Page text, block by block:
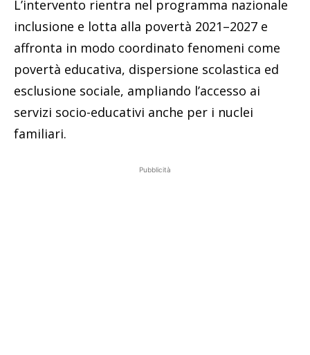
L’intervento rientra nel programma nazionale
inclusione e lotta alla povertà 2021–2027 e
affronta in modo coordinato fenomeni come
povertà educativa, dispersione scolastica ed
esclusione sociale, ampliando l’accesso ai
servizi socio-educativi anche per i nuclei
familiari.
Pubblicità